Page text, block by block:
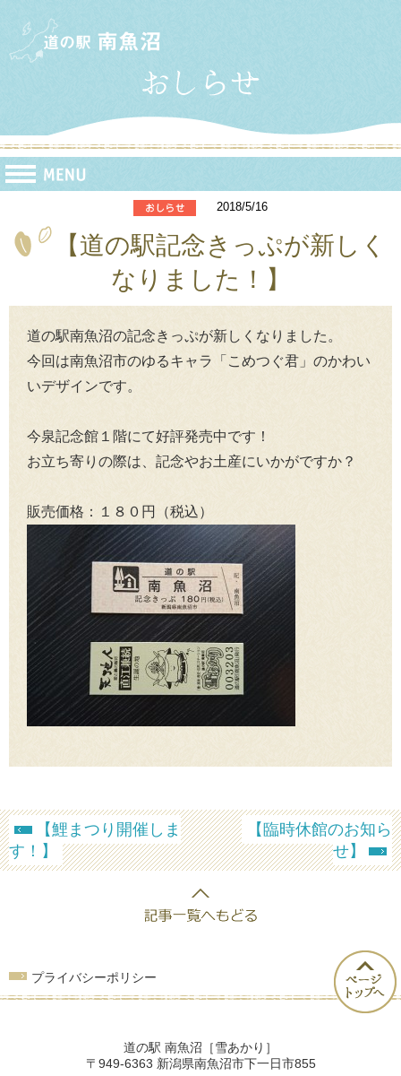
2018/5/16
【道の駅記念きっぷが新しく
なりました！】
道の駅南魚沼の記念きっぷが新しくなりました。
今回は南魚沼市のゆるキャラ「こめつぐ君」のかわい
いデザインです。
今泉記念館１階にて好評発売中です！
お立ち寄りの際は、記念やお土産にいかがですか？
販売価格：１８０円（税込）
【鯉まつり開催しま
す！】
【臨時休館のお知ら
せ】
プライバシーポリシー
道の駅 南魚沼［雪あかり］
〒949-6363 新潟県南魚沼市下一日市855